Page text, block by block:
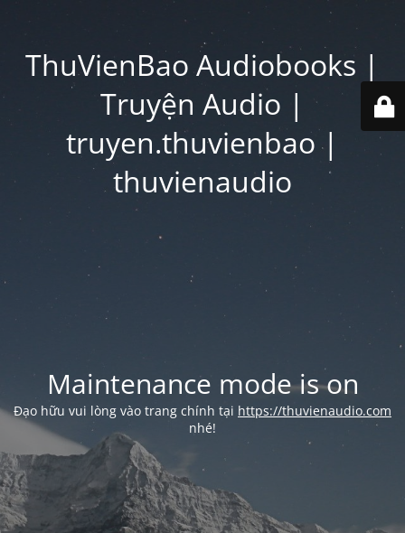
ThuVienBao Audiobooks |
Truyện Audio |
truyen.thuvienbao |
thuvienaudio
Maintenance mode is on
Đạo hữu vui lòng vào trang chính tại https://thuvienaudio.com
nhé!